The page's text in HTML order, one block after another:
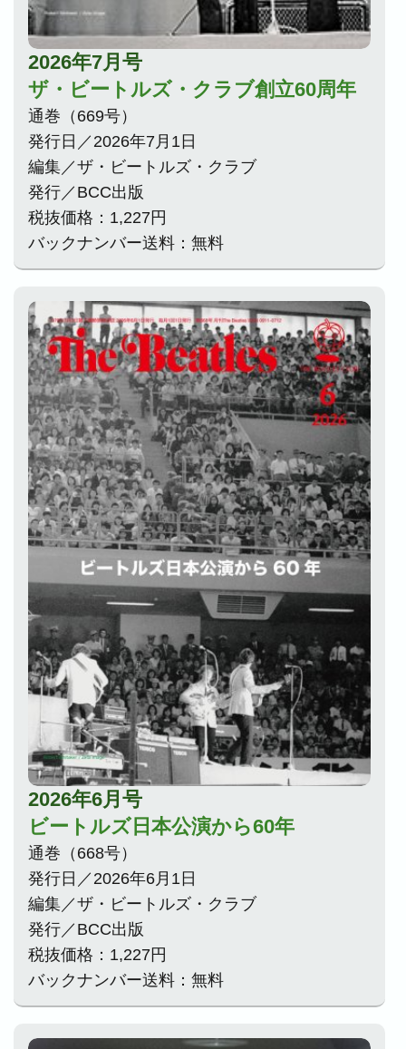
2026年7月号
ザ・ビートルズ・クラブ創立60周年
通巻（669号）
発行日／2026年7月1日
編集／ザ・ビートルズ・クラブ
発行／BCC出版
税抜価格：1,227円
バックナンバー送料：無料
2026年6月号
ビートルズ日本公演から60年
通巻（668号）
発行日／2026年6月1日
編集／ザ・ビートルズ・クラブ
発行／BCC出版
税抜価格：1,227円
バックナンバー送料：無料